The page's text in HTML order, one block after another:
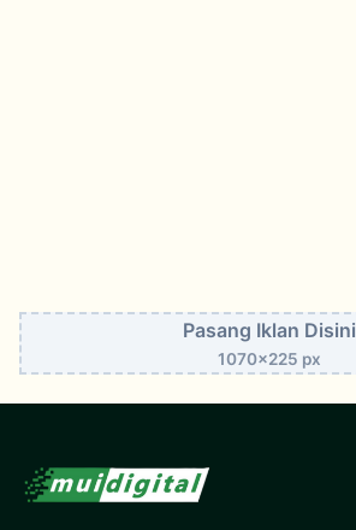
Pasang Iklan Disini
1070x225 px